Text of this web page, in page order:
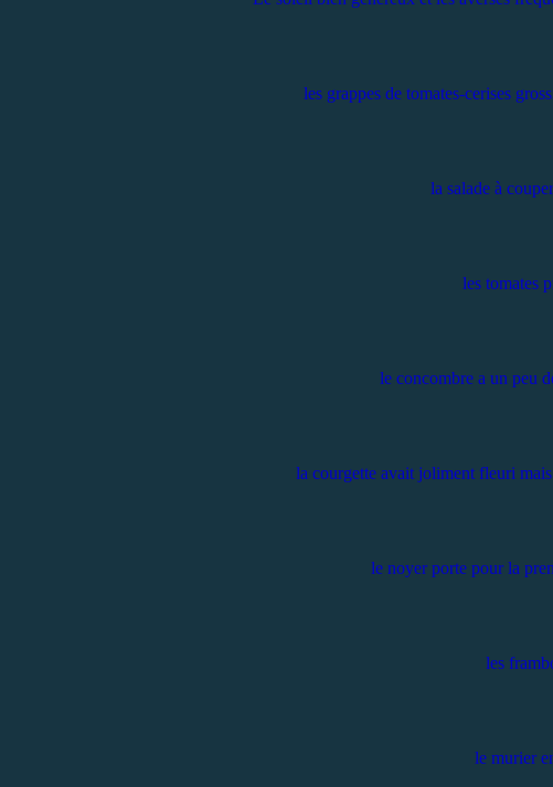
les grappes de tomates-cerises
la salade à
les tomates
le concombre a un peu
la courgette avait joliment fleuri
le noyer porte pour la
les
le murier